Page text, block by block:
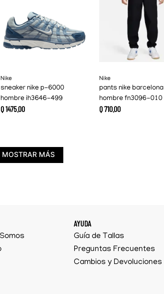
Nike
sneaker nike p-6000
hombre ih3646-499
Q147500
Nike
pants nike barcelona
hombre fn3096-010
Q71000
MOSTRAR MÁS
AYUDA
Guía de Tallas
Preguntas Frecuentes
Cambios y Devoluciones